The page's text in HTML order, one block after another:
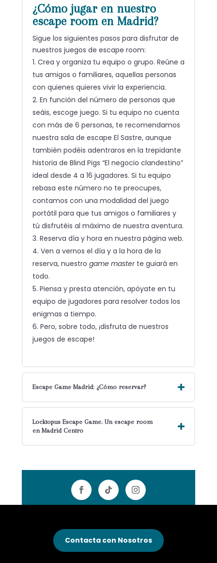
¿Cómo jugar en nuestro
escape room en Madrid?
Sigue los siguientes pasos para disfrutar de
nuestros juegos de escape room:
Crea y organiza tu equipo o grupo. Reúne a
tus amigos o familiares, aquellas personas
con quienes quieres vivir la experiencia.
En función del número de personas que
seáis, escoge juego. Si tu equipo no cuenta
con más de 6 personas, te recomendamos
nuestra sala de escape El Sastre, aunque
también podéis adentraros en la trepidante
historia de Blind Pigs “El negocio clandestino”
ideal desde 4 a 16 jugadores. Si tu equipo
rebasa este número no te preocupes,
contamos con una modalidad del juego
portátil para que tus amigos o familiares y
tú disfrutéis al máximo de nuestra aventura.
Reserva día y hora en nuestra página web.
Ven a vernos el día y a la hora de la
reserva, nuestro game masterte guiará en
todo.
Piensa y presta atención, apóyate en tu
equipo de jugadores para resolver todos los
enigmas a tiempo.
Pero, sobre todo, ¡disfruta de nuestros
juegos de escape!
Escape Game Madrid: ¿Cómo reservar?
Locktopus Escape Game. Un escape room
en Madrid Centro
Contacta con Nosotros